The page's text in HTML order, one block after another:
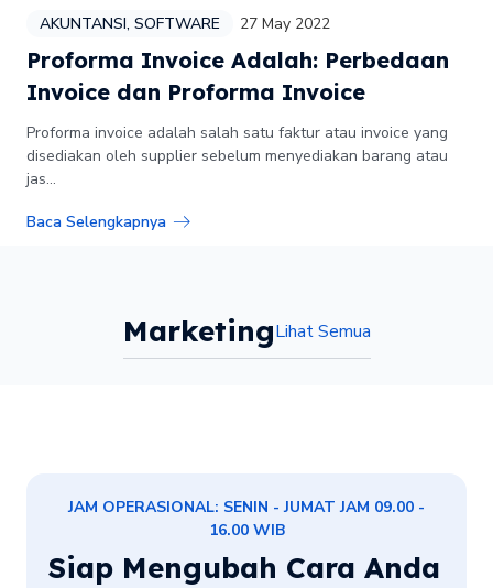
AKUNTANSI, SOFTWARE 27 May 2022
Proforma Invoice Adalah: Perbedaan
Invoice dan Proforma Invoice
Proforma invoice adalah salah satu faktur atau invoice yang
disediakan oleh supplier sebelum menyediakan barang atau
jas...
Baca Selengkapnya
MarketingLihat Semua
JAM OPERASIONAL: SENIN - JUMAT JAM 09.00 -
16.00 WIB
Siap Mengubah Cara Anda